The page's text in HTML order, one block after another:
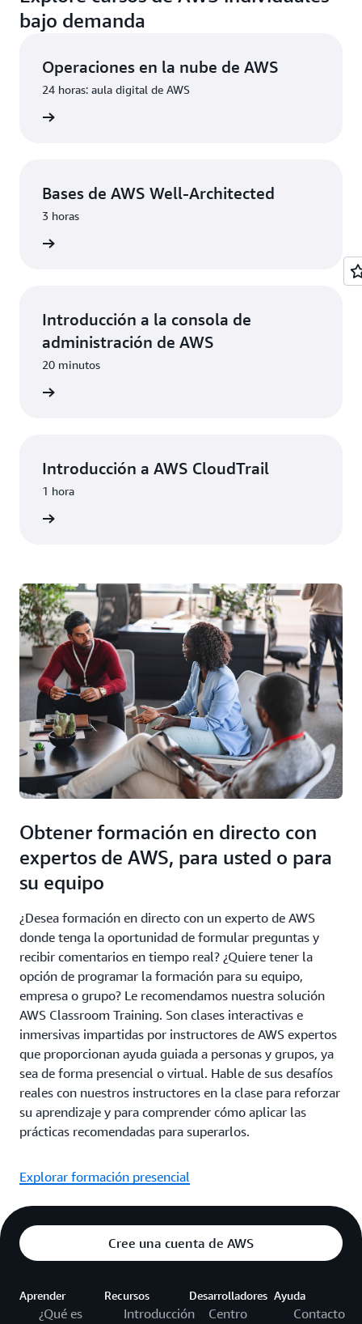
bajo demanda
Operaciones en la nube de AWS
24 horas: aula digital de AWS
Bases de AWS Well-Architected
3 horas
Introducción a la consola de
administración de AWS
20 minutos
Introducción a AWS CloudTrail
1 hora
Obtener formación en directo con
expertos de AWS, para usted o para
su equipo
¿Desea formación en directo con un experto de AWS
donde tenga la oportunidad de formular preguntas y
recibir comentarios en tiempo real? ¿Quiere tener la
opción de programar la formación para su equipo,
empresa o grupo? Le recomendamos nuestra solución
AWS Classroom Training. Son clases interactivas e
inmersivas impartidas por instructores de AWS expertos
que proporcionan ayuda guiada a personas y grupos, ya
sea de forma presencial o virtual. Hable de sus desafíos
reales con nuestros instructores en la clase para reforzar
su aprendizaje y para comprender cómo aplicar las
prácticas recomendadas para superarlos.
Explorar formación presencial
Cree una cuenta de AWS
Aprender
¿Qué es
Recursos
Introducción
Desarrolladores
Centro
Ayuda
Contacto